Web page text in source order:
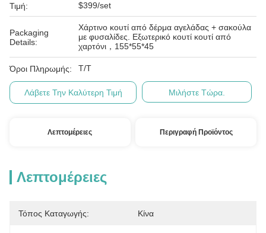
Τιμή: $399/set
Packaging
Details:
Χάρτινο κουτί από δέρμα αγελάδας + σακούλα
με φυσαλίδες. Εξωτερικό κουτί κουτί από
χαρτόνι，155*55*45
Όροι Πληρωμής: T/T
Λάβετε Την Καλύτερη Τιμή Μιλήστε Τώρα.
Λεπτομέρειες Περιγραφή Προϊόντος
Λεπτομέρειες
Τόπος Καταγωγής: Κίνα